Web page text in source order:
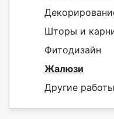
Шторы и
Фитодизайн
Жалюзи
Другие